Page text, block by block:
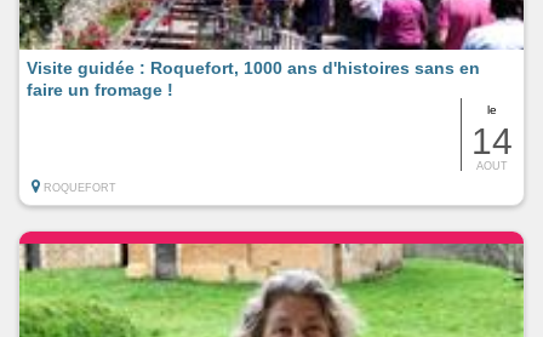
le
14
AOUT
Visite guidée : Roquefort, 1000 ans d'histoires sans en
faire un fromage !
ROQUEFORT